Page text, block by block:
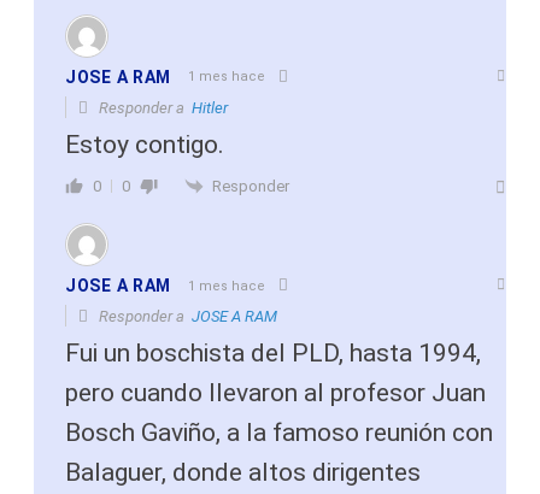
JOSE A RAM 1 mes hace
Responder a Hitler
Estoy contigo.
0 0 Responder
JOSE A RAM 1 mes hace
Responder a JOSE A RAM
Fui un boschista del PLD, hasta 1994,
pero cuando llevaron al profesor Juan
Bosch Gaviño, a la famoso reunión con
Balaguer, donde altos dirigentes